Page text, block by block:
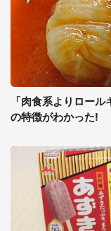
「肉食系よりロー
の特徴がわかった!